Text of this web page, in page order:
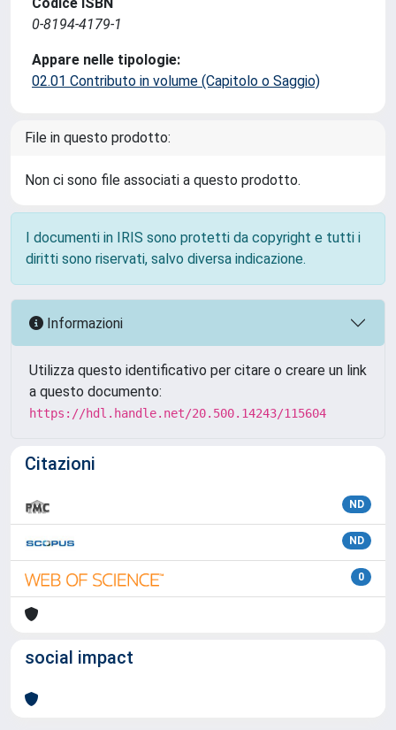
0-8194-4179-1
Appare nelle tipologie:
02.01 Contributo in volume (Capitolo o Saggio)
File in questo prodotto:
Non ci sono file associati a questo prodotto.
I documenti in IRIS sono protetti da copyright e tutti i
diritti sono riservati, salvo diversa indicazione.
Informazioni
Utilizza questo identificativo per citare o creare un link
a questo documento:
https://hdl.handle.net/20.500.14243/115604
Citazioni
ND
ND
0
social impact